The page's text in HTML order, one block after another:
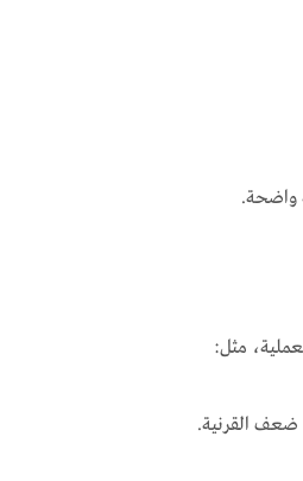
واضحة.
ضعف القرنية.